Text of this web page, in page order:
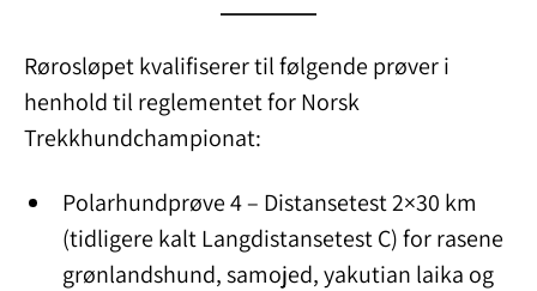
Rørosløpet kvalifiserer til følgende prøver i
henhold til reglementet for Norsk
Trekkhundchampionat:
Polarhundprøve 4 – Distansetest 2×30 km
(tidligere kalt Langdistansetest C) for rasene
grønlandshund, samojed, yakutian laika og